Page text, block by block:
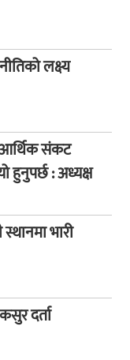
लक्ष्य
संकट
हुनुपर्छ : अध्यक्ष
भारी
दर्ता